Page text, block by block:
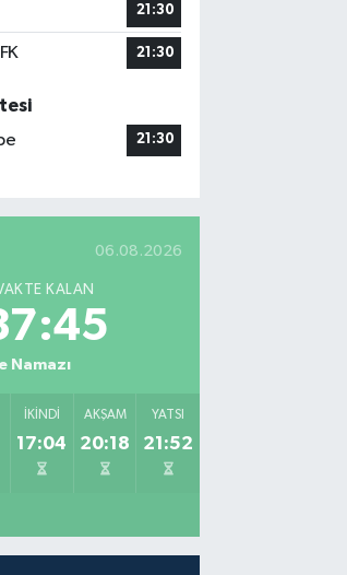
21:30
21:30
21:30
06.08.2026
KALAN
Namazı
İKINDI
17:04
AKŞAM
20:18
YATSI
21:52